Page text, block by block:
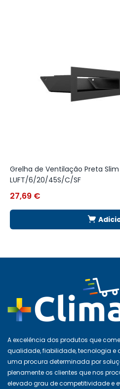
Grelha de Ventilação Preta
LUFT/6/20/45S/C/SF
27,69 €
A excelência dos produtos que
qualidade, fiabilidade, tecnologia e
uma procura determinada por
plenamente os clientes que nos
elevado grau de competitividade e